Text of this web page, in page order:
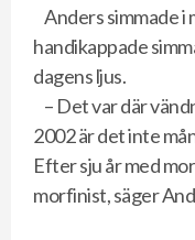
Anders simmade i
handikappade
dagens ljus.
– Det var där
2002 är det inte
Efter sju år med
morfinist, säger